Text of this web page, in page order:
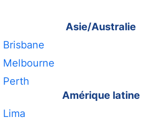
Asie/Australie
Brisbane
Melbourne
Perth
Amérique latine
Lima